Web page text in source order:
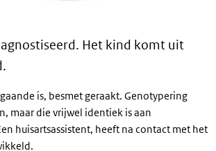
Het kind komt uit
is, besmet geraakt. Genotypering
maar die vrijwel identiek is aan
huisartsassistent, heeft na contact met het